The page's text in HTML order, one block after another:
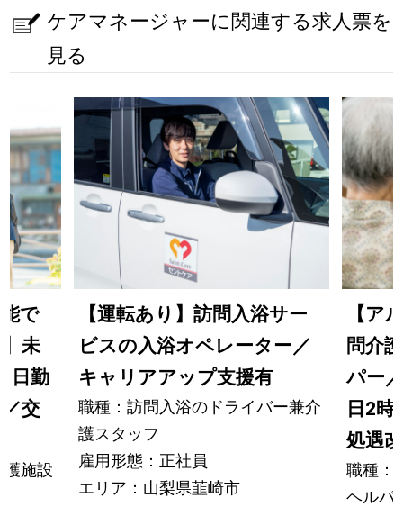
ケアマネージャーに関連する求人票を
見る
で
未
日勤
交
施設
【運転あり】訪問入浴サー
ビスの入浴オペレーター／
キャリアアップ支援有
職種：訪問入浴のドライバー兼介
護スタッフ
雇用形態：正社員
エリア：山梨県韮崎市
【ア
問介
パー
日2時
処遇
職種：
ヘルパ